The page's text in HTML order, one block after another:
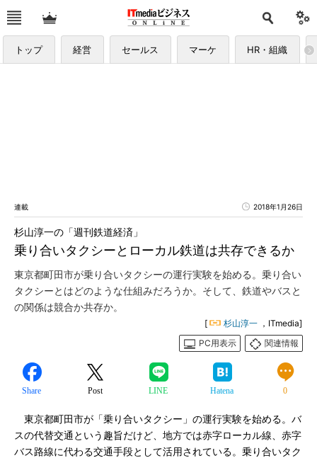
トップ 経営 セールス マーケ HR・組織
連載 2018年1月26日
乗り合いタクシーとローカル鉄道は共存できるか
杉山淳一の「週刊鉄道経済」
東京都町田市が乗り合いタクシーの運行実験を始める。乗り合い
タクシーとはどのような仕組みだろうか。そして、鉄道やバスと
の関係は競合か共存か。
[ 杉山淳一 ，ITmedia]
PC用表示
関連情報
Share Post LINE Hatena 0
東京都町田市が「乗り合いタクシー」の運行実験を始める。バ
スの代替交通という趣旨だけど、地方では赤字ローカル線、赤字
バス路線に代わる交通手段として活用されている。乗り合いタク